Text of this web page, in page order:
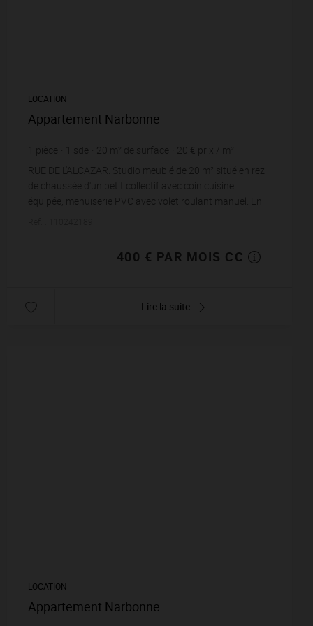
LOCATION
Appartement Narbonne
pièce sde 20 m² de surface 20 € prix / m²
RUE DE L'ALCAZAR. Studio meublé de 20 m² situé en rez
de chaussée d'un petit collectif avec coin cuisine
équipée, menuiserie PVC avec volet roulant manuel. En
400 € PAR MOIS CC
Lire la suite
LOCATION
Appartement Narbonne